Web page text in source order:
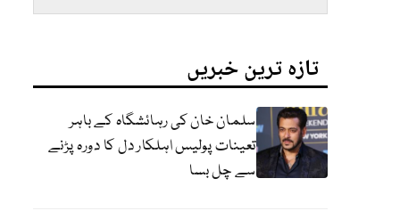
تازہ ترین خبریں
سلمان خان کی رہائشگاہ کے باہر
تعینات پولیس اہلکار دل کا دورہ پڑنے
سے چل بسا